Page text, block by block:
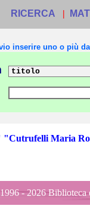
RICERCA |
inserire uno o più
Maria
- 2026 Biblioteca